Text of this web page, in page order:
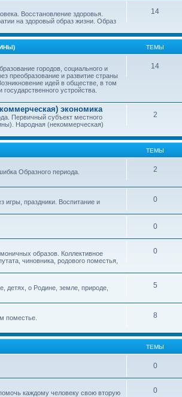
Восстановление здоровья.
на здоровый образ жизни. Образ
14
ТЕМЫ
городов, социального и
преобразование и развитие страны
идей в обществе, в том
устройства.
14
экономика
Первичный субъект местного
Народная (некоммерческая)
2
ТЕМЫ
Образного периода. 2
игры, праздники. Воспитание и
0
0
образов. Коллективное
чиновника, родового поместья,
0
детях, о Родине, земле, природе,
5
поместье. 8
ТЕМЫ
0
каждому человеку свою вторую
0